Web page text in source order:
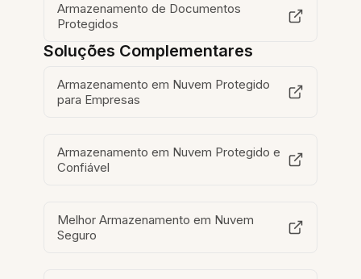
Armazenamento de Documentos
Protegidos
Soluções Complementares
Armazenamento em Nuvem Protegido
para Empresas
Armazenamento em Nuvem Protegido e
Confiável
Melhor Armazenamento em Nuvem
Seguro